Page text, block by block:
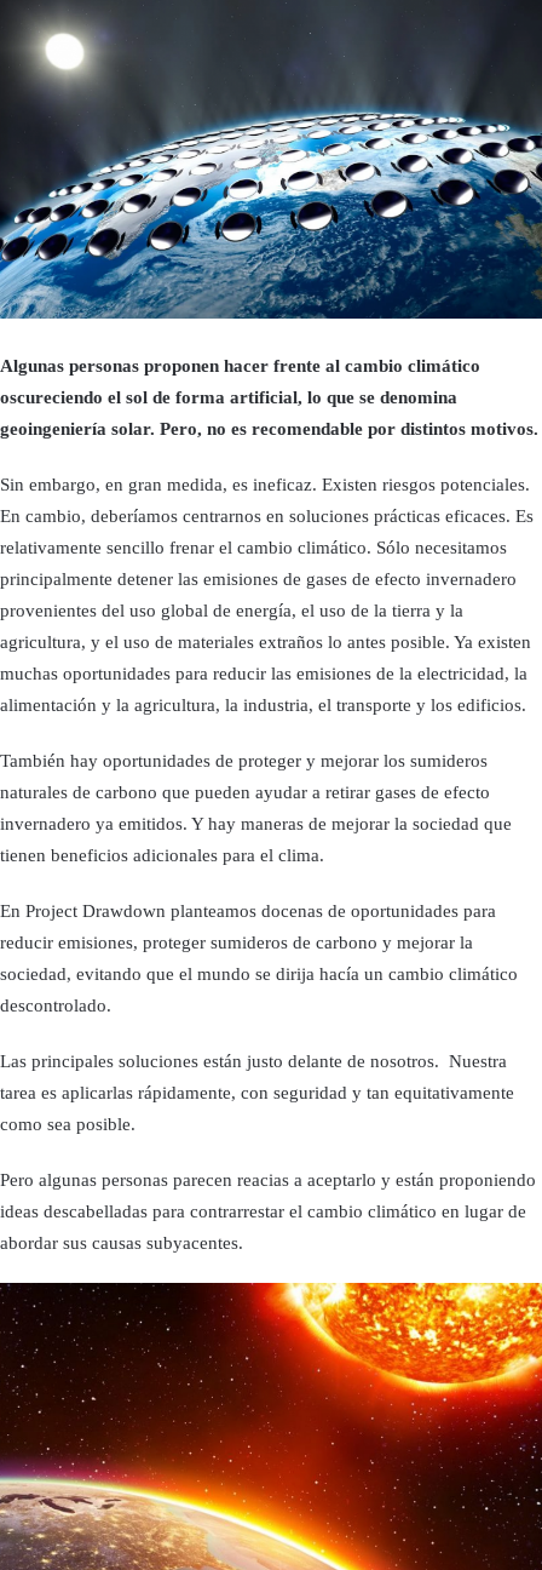
Algunas personas proponen hacer frente al cambio climático
oscureciendo el sol de forma artificial, lo que se denomina
geoingeniería solar. Pero, no es recomendable por distintos motivos.
Sin embargo, en gran medida, es ineficaz. Existen riesgos potenciales.
En cambio, deberíamos centrarnos en soluciones prácticas eficaces. Es
relativamente sencillo frenar el cambio climático. Sólo necesitamos
principalmente detener las emisiones de gases de efecto invernadero
provenientes del uso global de energía, el uso de la tierra y la
agricultura, y el uso de materiales extraños lo antes posible. Ya existen
muchas oportunidades para reducir las emisiones de la electricidad, la
alimentación y la agricultura, la industria, el transporte y los edificios.
También hay oportunidades de proteger y mejorar los sumideros
naturales de carbono que pueden ayudar a retirar gases de efecto
invernadero ya emitidos. Y hay maneras de mejorar la sociedad que
tienen beneficios adicionales para el clima.
En Project Drawdown planteamos docenas de oportunidades para
reducir emisiones, proteger sumideros de carbono y mejorar la
sociedad, evitando que el mundo se dirija hacía un cambio climático
descontrolado.
Las principales soluciones están justo delante de nosotros. Nuestra
tarea es aplicarlas rápidamente, con seguridad y tan equitativamente
como sea posible.
Pero algunas personas parecen reacias a aceptarlo y están proponiendo
ideas descabelladas para contrarrestar el cambio climático en lugar de
abordar sus causas subyacentes.